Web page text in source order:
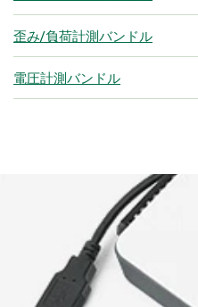
歪み/負荷計測バンドル
電圧計測バンドル